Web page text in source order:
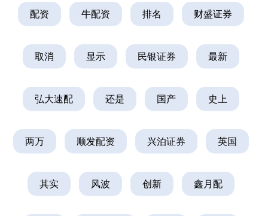
配资 牛配资 排名 财盛证券
取消 显示 民银证券 最新
弘大速配 还是 国产 史上
两万 顺发配资 兴泊证券 英国
其实 风波 创新 鑫月配